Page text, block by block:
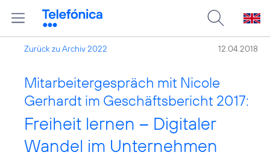
Zurück zu Archiv 2022 12.04.2018
Mitarbeitergespräch mit Nicole
Gerhardt im Geschäftsbericht 2017:
Freiheit lernen – Digitaler
Wandel im Unternehmen